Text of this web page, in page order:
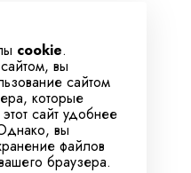
cookie.
вы
сайтом
которые
сайт удобнее
вы
файлов
браузера.